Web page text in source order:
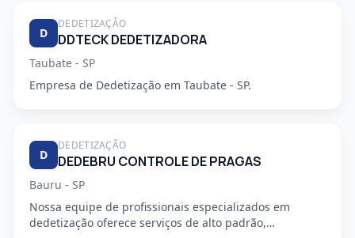
D
DEDETIZAÇÃO
DDTECK DEDETIZADORA
Taubate - SP
Empresa de Dedetização em Taubate - SP.
D
DEDETIZAÇÃO
DEDEBRU CONTROLE DE PRAGAS
Bauru - SP
Nossa equipe de profissionais especializados em
dedetização oferece serviços de alto padrão,